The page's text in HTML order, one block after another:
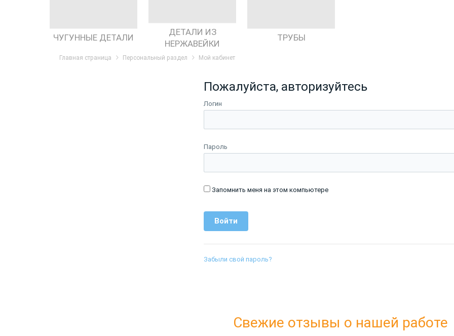
ЧУГУННЫЕ ДЕТАЛИ
ДЕТАЛИ ИЗ
НЕРЖАВЕЙКИ
ТРУБЫ
Главная страница Персональный раздел Мой кабинет
Пожалуйста, авторизуйтесь
Логин
Пароль
Запомнить меня на этом компьютере
Забыли свой пароль?
Свежие отзывы о нашей работе